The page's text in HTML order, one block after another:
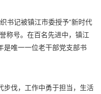
书记被镇江市委授予“新时代
称号。在百名先进中，镇江
是唯一一位老干部党支部书
步伐，工作中勇于担当，生活